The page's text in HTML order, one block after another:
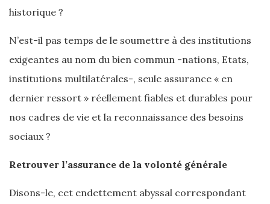
historique ?
N’est-il pas temps de le soumettre à des institutions
exigeantes au nom du bien commun -nations, Etats,
institutions multilatérales-, seule assurance « en
dernier ressort » réellement fiables et durables pour
nos cadres de vie et la reconnaissance des besoins
sociaux ?
Retrouver l’assurance de la volonté générale
Disons-le, cet endettement abyssal correspondant